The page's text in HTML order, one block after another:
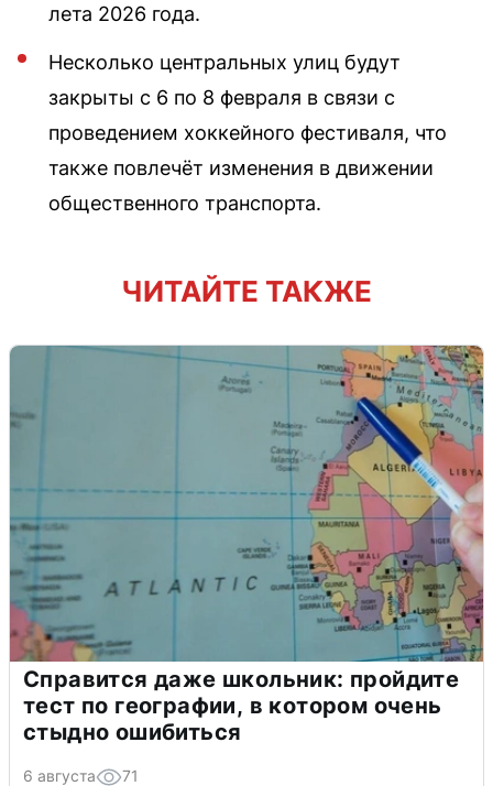
лета 2026 года.
Несколько центральных улиц будут
закрыты с 6 по 8 февраля в связи с
проведением хоккейного фестиваля, что
также повлечёт изменения в движении
общественного транспорта.
ЧИТАЙТЕ ТАКЖЕ
Справится даже школьник: пройдите
тест по географии, в котором очень
стыдно ошибиться
6 августа 71